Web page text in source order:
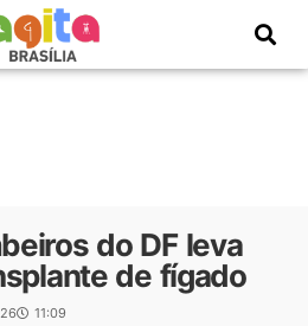
do DF leva
de fígado
11:09